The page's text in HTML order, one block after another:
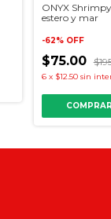
ONYX
estero y mar
-62% OFF
$75.00
6 x $12.50 sin
COMPRAR